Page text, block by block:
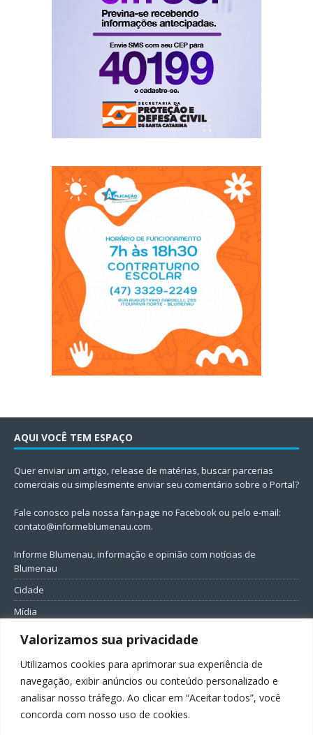
Valorizamos sua privacidade
Utilizamos cookies para aprimorar sua experiência de
navegação, exibir anúncios ou conteúdo personalizado e
analisar nosso tráfego. Ao clicar em “Aceitar todos”, você
concorda com nosso uso de cookies.
AQUI VOCÊ TEM ESPAÇO
Quer enviar um artigo, release de matérias, buscar parcerias
comerciais ou simplesmente enviar seu comentário sobre o Portal?
Fale conosco pela nossa fan-page no Facebook ou pelo e-mail:
contato@informeblumenau.com.
Informe Blumenau, informação e opinião com notícias de
Blumenau
Cidade
Mídia
Entretenimento
Política